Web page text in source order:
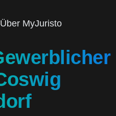
Über MyJuristo